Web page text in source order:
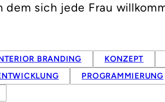
dem sich jede Frau
BRANDING KONZEPT
PROGRAMMIERUNG